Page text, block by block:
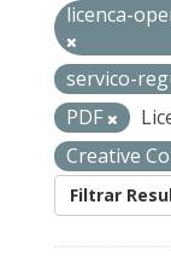
licenca-
servico-
PDF
Creative
Filtrar